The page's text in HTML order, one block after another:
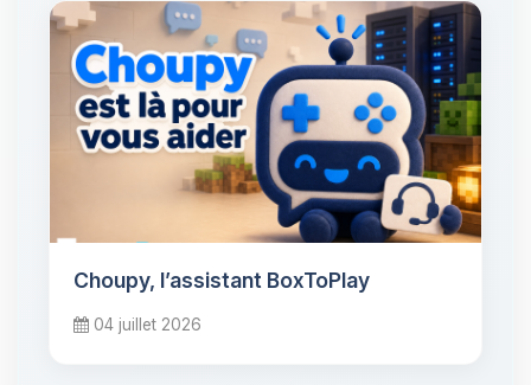
Choupy, l’assistant BoxToPlay
04 juillet 2026